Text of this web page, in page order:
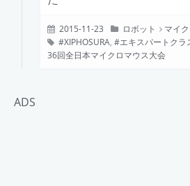
2015-11-23 ロボット
マイ
XIPHOSURA, エキスパートクラ
36回全日本マイクロマウス大会
ADS